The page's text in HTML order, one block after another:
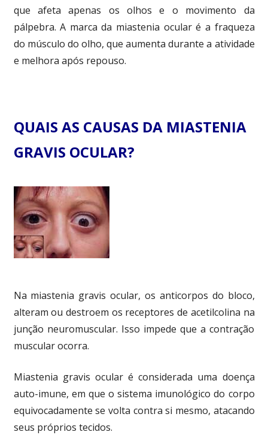
que afeta apenas os olhos e o movimento da
pálpebra. A marca da miastenia ocular é a fraqueza
do músculo do olho, que aumenta durante a atividade
e melhora após repouso.
QUAIS AS CAUSAS DA MIASTENIA
GRAVIS OCULAR?
Na miastenia gravis ocular, os anticorpos do bloco,
alteram ou destroem os receptores de acetilcolina na
junção neuromuscular. Isso impede que a contração
muscular ocorra.
Miastenia gravis ocular é considerada uma doença
auto-imune, em que o sistema imunológico do corpo
equivocadamente se volta contra si mesmo, atacando
seus próprios tecidos.